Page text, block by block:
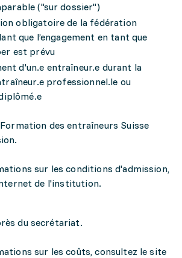
("sur dossier")
obligatoire de la fédération
que l’engagement en tant que
est prévu
d'un.e entraîneur.e durant la
professionnel.le ou
des entraîneurs Suisse
sur les conditions d'admission,
de l'institution.
du secrétariat.
sur les coûts, consultez le site